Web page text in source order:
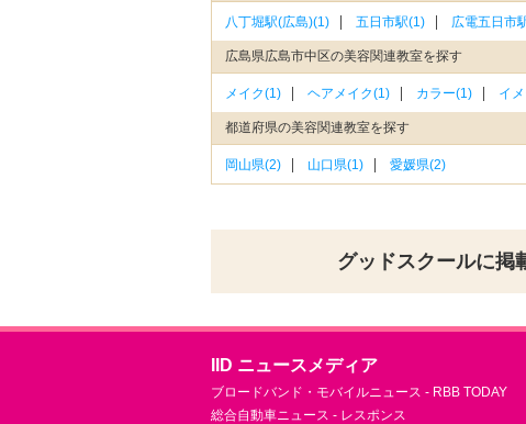
八丁堀駅(広島)(1) 五日市駅(1) 広電五日市
広島県広島市中区の美容関連教室を探す
メイク(1) ヘアメイク(1) カラー(1) イ
都道府県の美容関連教室を探す
岡山県(2) 山口県(1) 愛媛県(2)
グッドスクールに掲
IID ニュースメディア
ブロードバンド・モバイルニュース - RBB TODAY
総合自動車ニュース - レスポンス